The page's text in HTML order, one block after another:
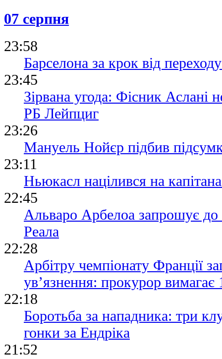
07 серпня
23:58
Барселона за крок від
23:45
Зірвана угода: Фісник
РБ Лейпциг
23:26
Мануель Нойєр підбив
23:11
Ньюкасл націлився на капітана
22:45
Альваро Арбелоа запрошує до
Реала
22:28
Арбітру чемпіонату Франції
ув’язнення: прокурор вимагає
22:18
Боротьба за нападника: три
гонки за Ендріка
21:52